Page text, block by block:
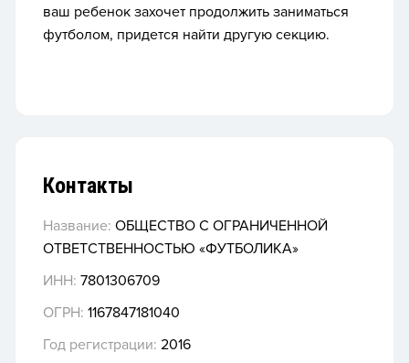
ваш ребенок захочет продолжить заниматься
футболом, придется найти другую секцию.
Контакты
Название: ОБЩЕСТВО С ОГРАНИЧЕННОЙ
ОТВЕТСТВЕННОСТЬЮ «ФУТБОЛИКА»
ИНН: 7801306709
ОГРН: 1167847181040
Год регистрации: 2016